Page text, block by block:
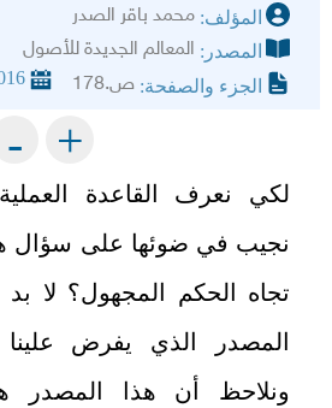
المؤلف: محمد باقر الصدر
المصدر: المعالم الجديدة للأصول
الجزء والصفحة: ص.178
+
-
لكي نعرف القاعدة
نجيب في ضوئها على سؤال
تجاه الحكم المجهول؟ لا
المصدر الذي يفرض علينا
ونلاحظ أن هذا المصدر